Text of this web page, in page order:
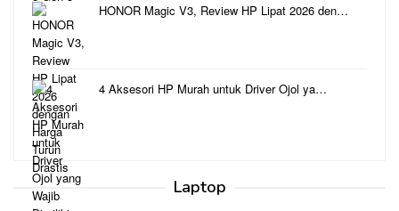
HONOR Magic V3, Review HP Lipat 2026 den…
4 Aksesori HP Murah untuk Driver Ojol ya…
Laptop